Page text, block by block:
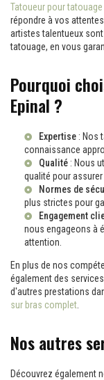
Tatoueur pour
répondre à vos
artistes talentueux
tatouage, en vous
Pourquoi
Epinal ?
Expertise : Nos
connaissance
Qualité : Nous
qualité pour
Normes de
plus strictes pour
Engagement
nous engageons à
attention.
En plus de nos
également des
d'autres prestations
sur bras complet
Nos autres
Découvrez également